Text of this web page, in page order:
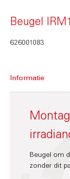
Beugel
626001083
Informatie
Beugel om
zonder dit